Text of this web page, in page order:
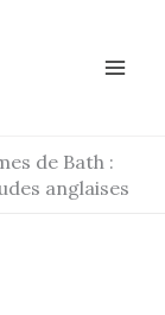
de Bath :
anglaises